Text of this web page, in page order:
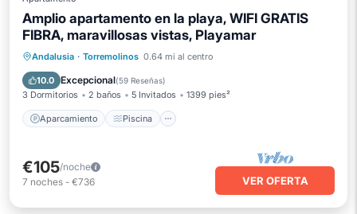
Amplio apartamento en la playa, WIFI GRATIS
FIBRA, maravillosas vistas, Playamar
Andalusia · Torremolinos 0.64 mi al centro
10.0 Excepcional(59 Reseñas)
3 Dormitorios 2 baños 5 Invitados 1399 pies²
Aparcamiento Piscina
Aparcamiento Piscina
Balcón/Terraza
€105/noche
7 noches - €736 VER OFERTA